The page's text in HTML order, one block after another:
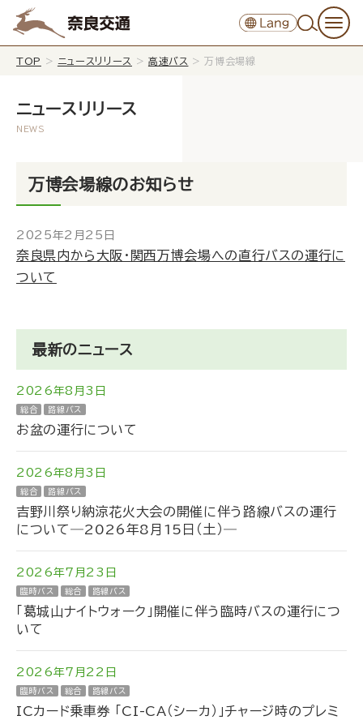
TOP > ニュースリリース > 高速バス >万博会場線
ニュースリリース
万博会場線のお知らせ
2025年2月25日
奈良県内から大阪・関西万博会場への直行バスの運行に
ついて
最新のニュース
2026年8月3日
総合 路線バス
お盆の運行について
2026年8月3日
総合 路線バス
吉野川祭り納涼花火大会の開催に伴う路線バスの運行
について―2026年8月15日（土）―
2026年7月23日
臨時バス 総合 路線バス
「葛城山ナイトウォーク」開催に伴う臨時バスの運行につ
いて
2026年7月22日
臨時バス 総合 路線バス
ICカード乗車券 「CI-CA（シーカ）」チャージ時のプレミ